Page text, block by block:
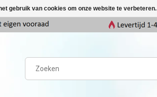
gebruik van cookies om onze website te verbeteren.